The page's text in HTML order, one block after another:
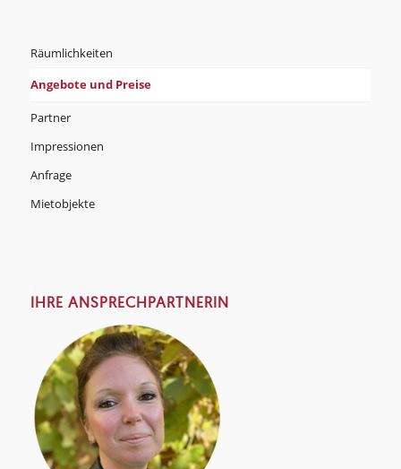
Räumlichkeiten
Angebote und Preise
Partner
Impressionen
Anfrage
Mietobjekte
IHRE ANSPRECHPARTNERIN